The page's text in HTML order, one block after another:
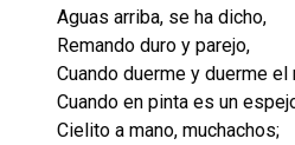
Aguas arriba, se ha dicho,
Remando duro y parejo,
Cuando duerme y duerme el
Cuando en pinta es un
Cielito a mano, muchachos;